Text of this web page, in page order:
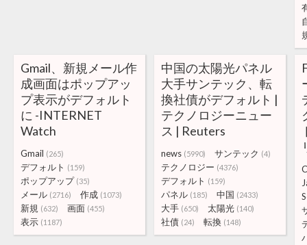
Gmail、新規メール作
成画面はポップアッ
プ表示がデフォルト
に -INTERNET
Watch
Gmail (265)
デフォルト (159)
ポップアップ (35)
メール (2716) 作成 (1073)
新規 (632) 画面 (455)
表示 (1187)
中国の太陽光パネル
大手サンテック、転
換社債がデフォルト |
テクノロジーニュー
ス | Reuters
news (5990) サンテック (4)
テクノロジー (4376)
デフォルト (159)
パネル (185) 中国 (2433)
大手 (650) 太陽光 (140)
社債 (24) 転換 (148)